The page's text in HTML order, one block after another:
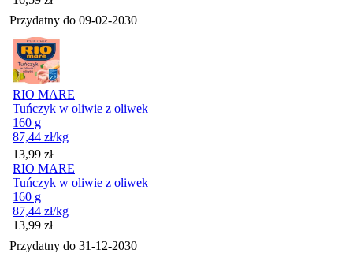
Przydatny do 09-02-2030
RIO MARE
Tuńczyk w oliwie z oliwek
160 g
87,44 zł/kg
Cena
13,99 zł
RIO MARE
Tuńczyk w oliwie z oliwek
160 g
87,44 zł/kg
Cena
13,99 zł
Przydatny do 31-12-2030